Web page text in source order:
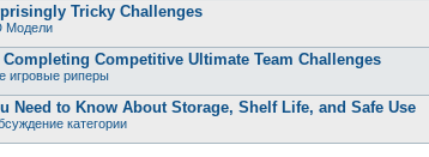
Tricky Challenges
Модели
Competitive Ultimate Team Challenges
игровые риперы
Need to Know About Storage, Shelf Life, and Safe Use
категории